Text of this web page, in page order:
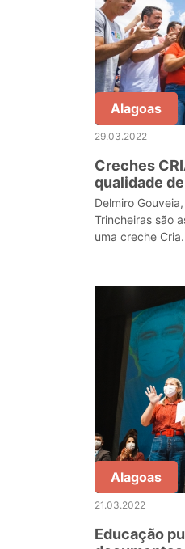
Alagoas
29.03.2022
Creches
qualidade
do sertão
Delmiro
Trincheiras são
uma creche
Alagoas
21.03.2022
Educação